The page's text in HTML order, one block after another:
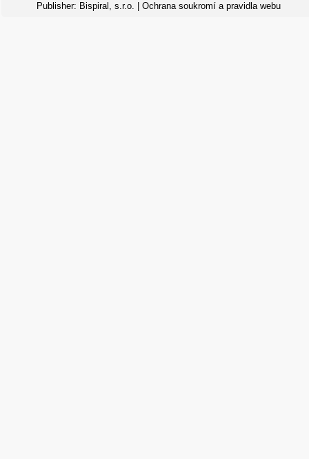
Publisher: Bispiral, s.r.o. Ochrana soukromí a pravidla webu